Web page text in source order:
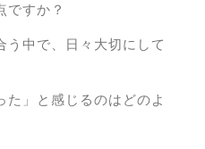
ですか？
う中で、日々大切にして
」と感じるのはどのよ